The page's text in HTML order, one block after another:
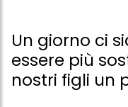
Un giorno ci
essere più
nostri figli un